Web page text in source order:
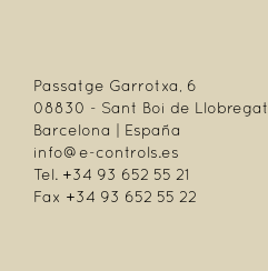
Passatge Garrotxa, 6
08830 - Sant Boi de Llobregat
Barcelona | España
info@e-controls.es
Tel. +34 93 652 55 21
Fax +34 93 652 55 22